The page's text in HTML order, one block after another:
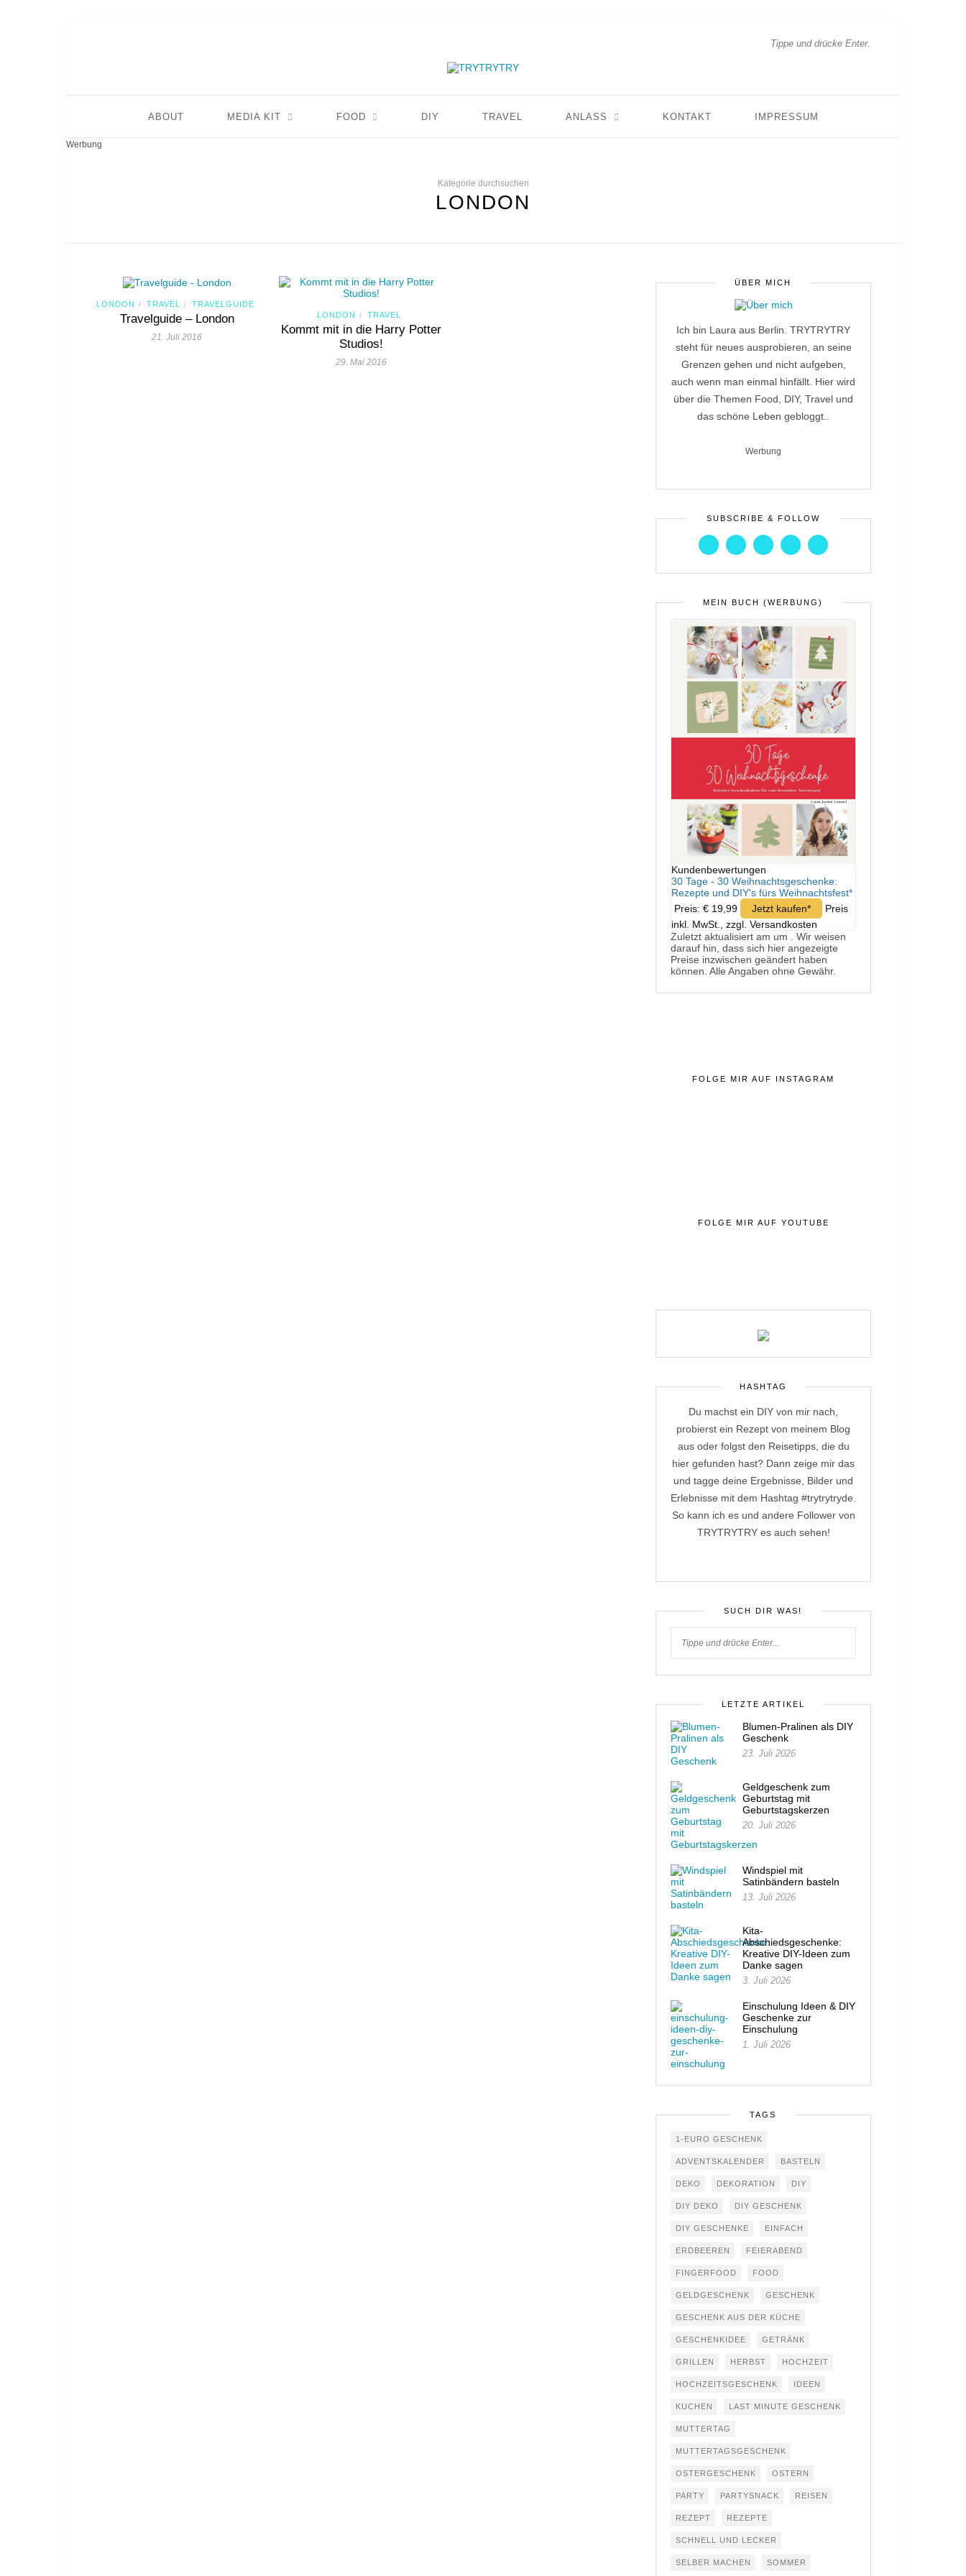
ABOUT MEDIA KIT FOOD DIY TRAVEL ANLASS KONTAKT IMPRESSUM
Werbung
Kategorie durchsuchen
LONDON
LONDON / TRAVEL / TRAVELGUIDE
Travelguide – London
21. Juli 2016
LONDON / TRAVEL
Kommt mit in die Harry Potter
Studios!
29. Mai 2016
ÜBER MICH
Ich bin Laura aus Berlin. TRYTRYTRY
steht für neues ausprobieren, an seine
Grenzen gehen und nicht aufgeben,
auch wenn man einmal hinfällt. Hier wird
über die Themen Food, DIY, Travel und
das schöne Leben gebloggt..
Werbung
SUBSCRIBE & FOLLOW
MEIN BUCH (WERBUNG)
Kundenbewertungen
30 Tage - 30 Weihnachtsgeschenke:
Rezepte und DIY's fürs Weihnachtsfest*
Preis: € 19,99
Jetzt kaufen*
Preis
inkl. MwSt., zzgl. Versandkosten
Zuletzt aktualisiert am um . Wir weisen
darauf hin, dass sich hier angezeigte
Preise inzwischen geändert haben
können. Alle Angaben ohne Gewähr.
FOLGE MIR AUF INSTAGRAM
FOLGE MIR AUF YOUTUBE
HASHTAG
Du machst ein DIY von mir nach,
probierst ein Rezept von meinem Blog
aus oder folgst den Reisetipps, die du
hier gefunden hast? Dann zeige mir das
und tagge deine Ergebnisse, Bilder und
Erlebnisse mit dem Hashtag #trytrytryde.
So kann ich es und andere Follower von
TRYTRYTRY es auch sehen!
SUCH DIR WAS!
LETZTE ARTIKEL
Blumen-Pralinen als DIY
Geschenk
23. Juli 2026
Geldgeschenk zum
Geburtstag mit
Geburtstagskerzen
20. Juli 2026
Windspiel mit
Satinbändern basteln
13. Juli 2026
Kita-
Abschiedsgeschenke:
Kreative DIY-Ideen zum
Danke sagen
3. Juli 2026
Einschulung Ideen & DIY
Geschenke zur
Einschulung
1. Juli 2026
TAGS
1-EURO GESCHENK
ADVENTSKALENDER BASTELN
DEKO DEKORATION DIY
DIY DEKO DIY GESCHENK
DIY GESCHENKE EINFACH
ERDBEEREN FEIERABEND
FINGERFOOD FOOD
GELDGESCHENK GESCHENK
GESCHENK AUS DER KÜCHE
GESCHENKIDEE GETRÄNK
GRILLEN HERBST HOCHZEIT
HOCHZEITSGESCHENK IDEEN
KUCHEN LAST MINUTE GESCHENK
MUTTERTAG
MUTTERTAGSGESCHENK
OSTERGESCHENK OSTERN
PARTY PARTYSNACK REISEN
REZEPT REZEPTE
SCHNELL UND LECKER
SELBER MACHEN SOMMER